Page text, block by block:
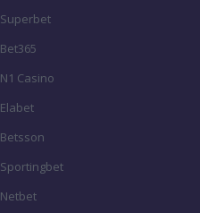
Superbet
Bet365
N1 Casino
Elabet
Betsson
Sportingbet
Netbet